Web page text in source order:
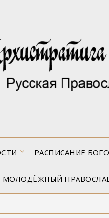
РАСПИСАНИЕ
МОЛОДЁЖНЫЙ